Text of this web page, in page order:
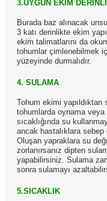
3.UYGUN EKİM
Burada baz alınacak
3 katı derinlikte ekim
ekim talimatlarını da
tohumlar çimlenebilmek
yüzeyinde durmalıdır.
4. SULAMA
Tohum ekimi
tohumlarda oynama
sıcaklığında su
ancak hastalıklara sebep
Oluşan yapraklara su
zorlanırsanız dipten
yapabilirsiniz. Sulama
sonra sulamayı
5.SICAKLIK